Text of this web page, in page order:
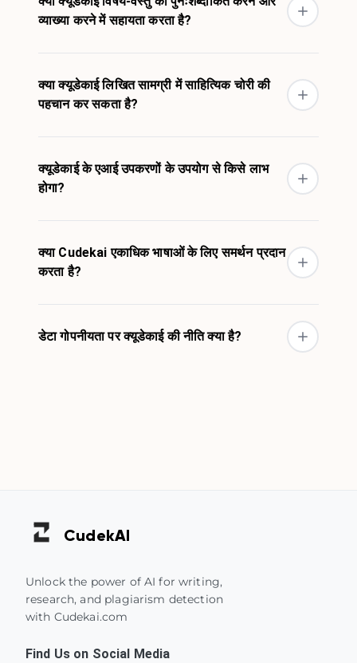
व्याख्या करने में सहायता करता है?
क्या क्यूडेकाई लिखित सामग्री में साहित्यिक चोरी की
पहचान कर सकता है?
क्यूडेकाई के एआई उपकरणों के उपयोग से किसे लाभ
होगा?
क्या Cudekai एकाधिक भाषाओं के लिए समर्थन प्रदान
करता है?
डेटा गोपनीयता पर क्यूडेकाई की नीति क्या है?
CudekAI
Unlock the power of AI for writing,
research, and plagiarism detection
with Cudekai.com
Find Us on Social Media